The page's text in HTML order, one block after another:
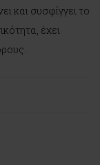
και συσφίγγει το
έχει